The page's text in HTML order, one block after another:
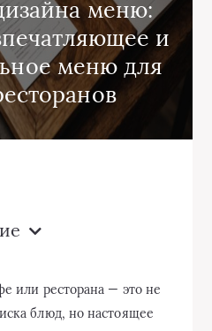
меню:
и
меню для
или ресторана — это не
блюд, но настоящее